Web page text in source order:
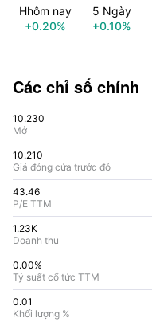
Hhôm nay
+0.20%
5 Ngày
+0.10%
Các chỉ số chính
10.230
Mở
43.46
P/E TTM
10.210
Giá đóng cửa trước đó
1.23K
Doanh thu
0.00%
Tỷ suất cổ tức TTM
0.01
Khối lượng %